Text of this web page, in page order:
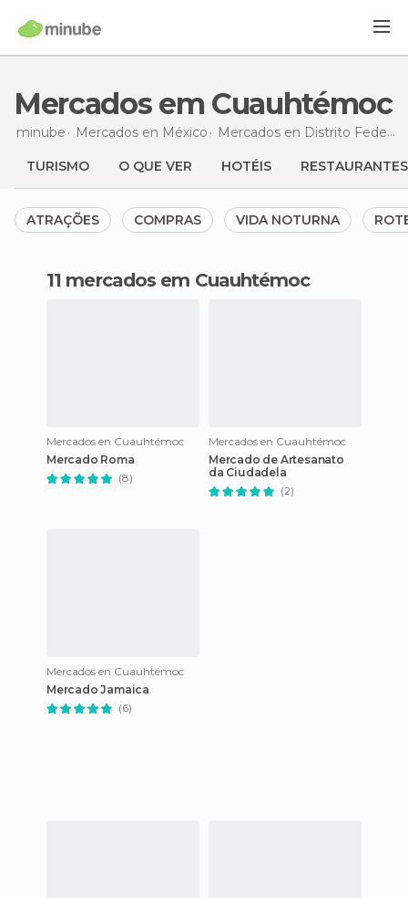
Mercados em Cuauhtémoc
minube Mercados en México Mercados en Distrito Federal
TURISMO O QUE VER HOTÉIS RESTAURANTES
ATRAÇÕES COMPRAS VIDA NOTURNA
11 mercados em Cuauhtémoc
Mercados en Cuauhtémoc
Mercado Roma
(8)
Mercados en Cuauhtémoc
Mercado de Artesanato
da Ciudadela
(2)
Mercados en Cuauhtémoc
Mercado Jamaica
(6)